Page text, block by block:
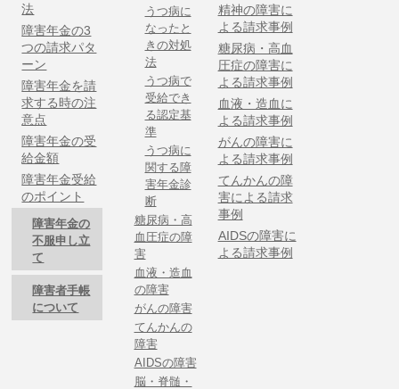
法
障害年金の3
つの請求パタ
ーン
障害年金を請
求する時の注
意点
障害年金の受
給金額
障害年金受給
のポイント
障害年金の
不服申し立
て
障害者手帳
について
うつ病に
なったと
きの対処
法
うつ病で
受給でき
る認定基
準
うつ病に
関する障
害年金診
断
糖尿病・高
血圧症の障
害
血液・造血
の障害
がんの障害
てんかんの
障害
AIDSの障害
脳・脊髄・
精神の障害に
よる請求事例
糖尿病・高血
圧症の障害に
よる請求事例
血液・造血に
よる請求事例
がんの障害に
よる請求事例
てんかんの障
害による請求
事例
AIDSの障害に
よる請求事例